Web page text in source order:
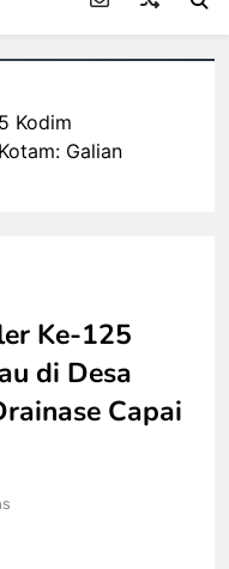
Kodim
Galian
Ke-125
di Desa
Capai